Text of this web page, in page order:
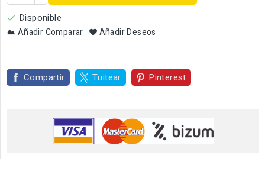
 Disponible
Añadir Comparar Añadir Deseos
Compartir Tuitear Pinterest